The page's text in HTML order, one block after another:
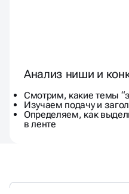
Анализ ниши и
Смотрим, какие темы
Изучаем подачу и
Определяем, как
в ленте